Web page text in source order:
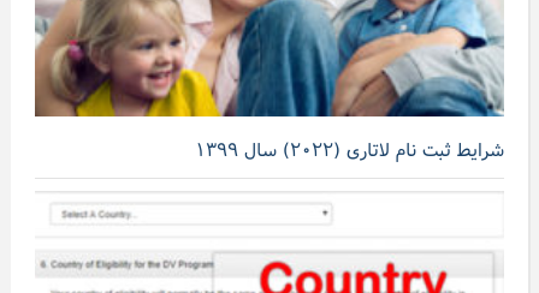
شرایط ثبت نام لاتاری (۲۰۲۲) سال ۱۳۹۹